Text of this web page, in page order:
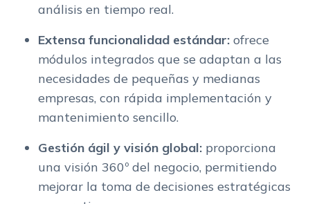
análisis en tiempo real.
Extensa funcionalidad estándar: ofrece
módulos integrados que se adaptan a las
necesidades de pequeñas y medianas
empresas, con rápida implementación y
mantenimiento sencillo.
Gestión ágil y visión global: proporciona
una visión 360º del negocio, permitiendo
mejorar la toma de decisiones estratégicas